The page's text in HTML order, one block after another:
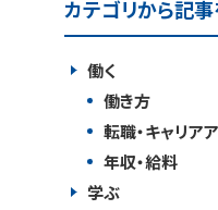
カテゴリから記
働く
働き方
転職・キャリア
年収・給料
学ぶ